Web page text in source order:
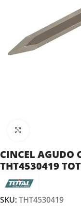
CINCEL AGUDO
THT4530419
SKU:THT4530419